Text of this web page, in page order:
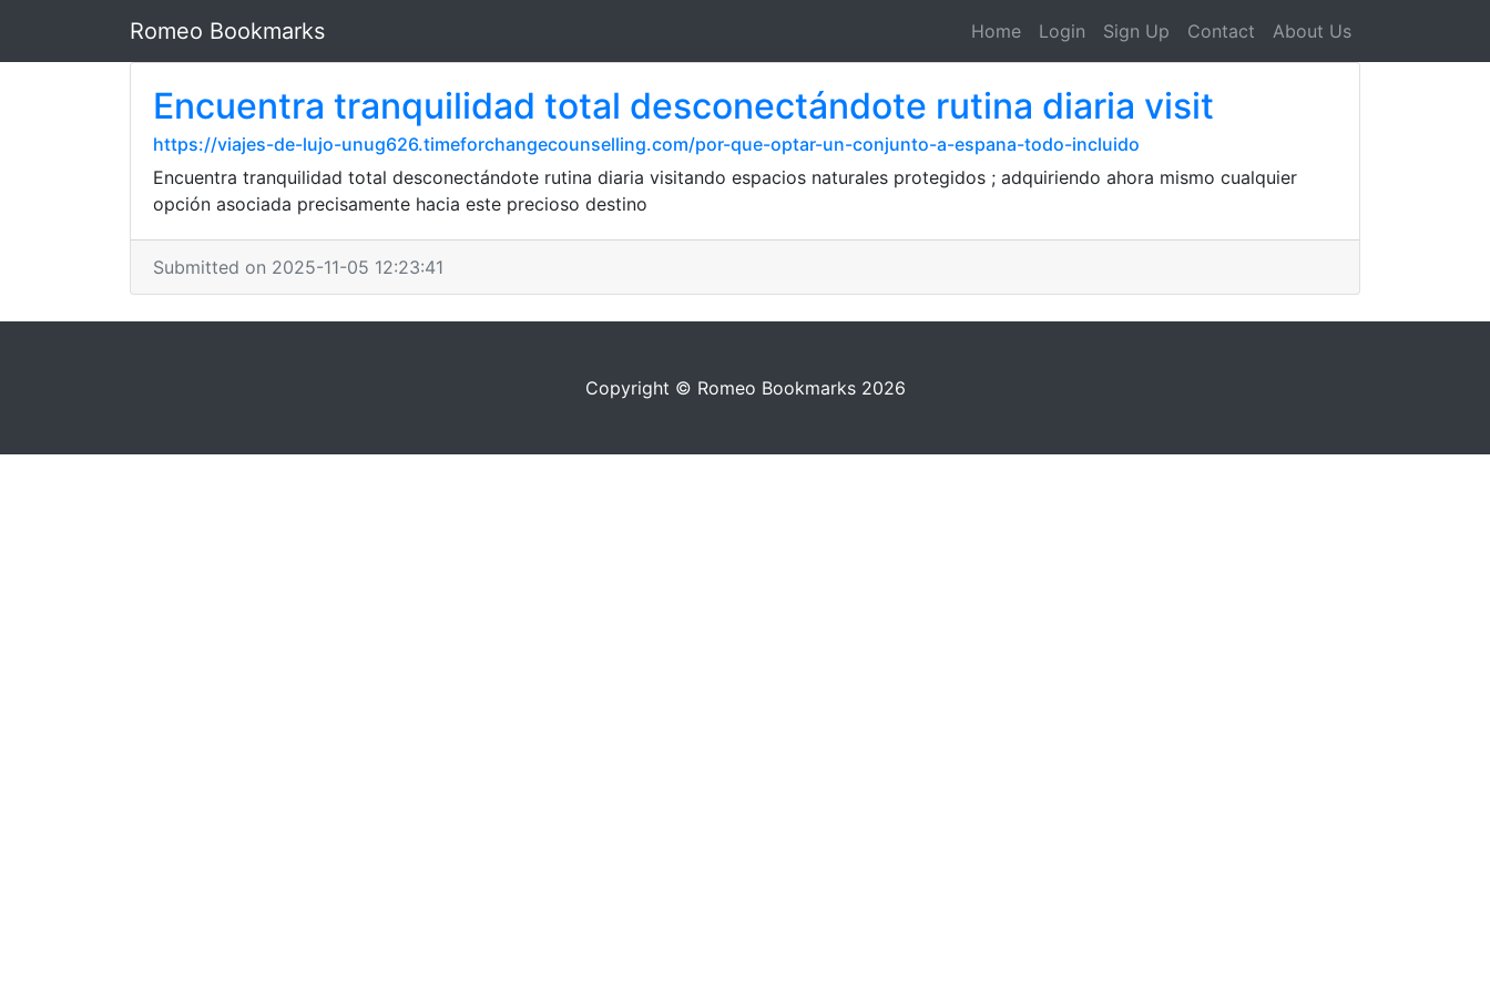
Romeo Bookmarks Home Login Sign Up Contact About Us
Encuentra tranquilidad total desconectándote rutina diaria visit
https://viajes-de-lujo-unug626.timeforchangecounselling.com/por-que-optar-un-conjunto-a-espana-todo-incluido
Encuentra tranquilidad total desconectándote rutina diaria visitando espacios naturales protegidos ; adquiriendo ahora mismo cualquier
opción asociada precisamente hacia este precioso destino
Submitted on 2025-11-05 12:23:41
Copyright © Romeo Bookmarks 2026